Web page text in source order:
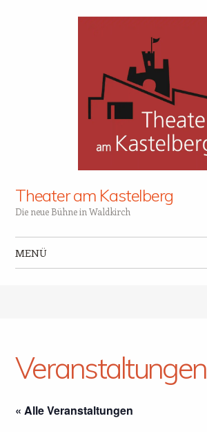
Theater am Kastelberg
Die neue Bühne in Waldkirch
MENÜ
Veranstaltungen
« Alle Veranstaltungen